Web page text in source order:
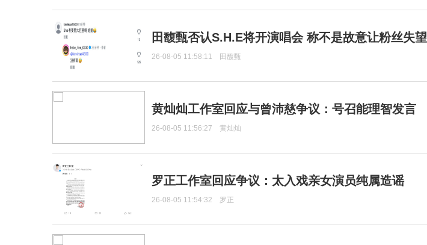
田馥甄否认S.H.E将开演唱会 称不是故意让粉丝失望
26-08-05 11:58:11 田馥甄
黄灿灿工作室回应与曾沛慈争议：号召能理智发言
26-08-05 11:56:27 黄灿灿
罗正工作室回应争议：太入戏亲女演员纯属造谣
26-08-05 11:54:32 罗正